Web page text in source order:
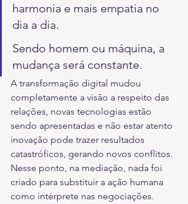
harmonia e mais empatia no
dia a dia.
Sendo homem ou máquina, a
mudança será constante.
A transformação digital mudou
completamente a visão a respeito das
relações, novas tecnologias estão
sendo apresentadas e não estar atento
inovação pode trazer resultados
catastróficos, gerando novos conflitos.
Nesse ponto, na mediação, nada foi
criado para substituir a ação humana
como intérprete nas negociações.